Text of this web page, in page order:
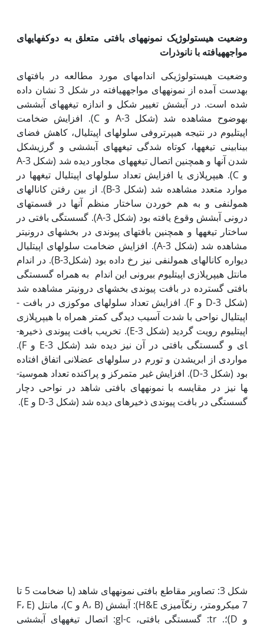
وضعیت هیستولوژیک نمونه­های بافتی متعلق به دوکفه‏ای­های
مواجهه­یافته با نانوذرات
وضعیت هیستولوژیکی اندام‏های مورد مطالعه در بافت­های
به‏دست آمده از نمونه­های مواجهه­یافته در شکل 3 نشان داده
شده است. در آبشش تغییر شکل و اندازه تیغه­های آبششی
به‏وضوح مشاهده شد (شکل 3-A و C). افزایش ضخامت
اپی‏تلیوم در نتیجه هیپرتروفی سلول­های اپی‏تلیال، کاهش فضای
بینابینی تیغه­ها، کوتاه شدگی تیغه­های آبششی و گرزی­شکل
شدن آن­ها و همچنین اتصال تیغه­های مجاور دیده شد (شکل 3-A
و C). هیپرپلازی یا افزایش تعداد سلول­های اپی‏تلیال تیغه­ها در
موارد متعدد مشاهده شد (شکل 3-B). از بین ­رفتن کانال­های
همولنفی و به هم خوردن ساختار منظم آن­ها در قسمت­های
درونی آبشش وقوع یافته بود (شکل 3-A). گسستگی بافتی در
ساختار تیغه­ها و همچنین بافت­های پیوندی در بخش­های درونی­تر
مشاهده شد (شکل 3-A). افزایش ضخامت سلول­های اپی‏تلیال
دیواره کانال­های همولنفی نیز رخ داده بود (شکل3-B). در اندام
مانتل هیپرپلازی اپیتلیوم بیرونی این اندام به همراه گسستگی
بافتی گسترده در بافت پیوندی بخش­های درونی­تر مشاهده شد
(شکل 3-D و F). افزایش تعداد سلول­های موکوزی در بافت ­
اپی‏تلیال نواحی با شدت آسیب ­دیدگی کمتر همراه با هیپرپلازی
اپیتلیوم رویت گردید (شکل 3-E). تخریب بافت پیوندی ذخیره­
ای و گسستگی بافتی در آن نیز دیده شد (شکل 3-E و F).
مواردی از ابری­شدن و تورم در سلول­های عضلانی اتفاق افتاده
بود (شکل 3-D). افزایش غیر متمرکز و پراکنده تعداد هموسیت­
ها نیز در مقایسه با نمونه­های بافتی شاهد در نواحی دچار
گسستگی در بافت­ پیوندی ذخیره­ای دیده شد (شکل 3-D و E).
شکل 3: تصاویر مقاطع بافتی نمونه­های شاهد (با ضخامت 5 تا
7 میکرومتر، رنگ­آمیزی H&E): آبشش (A، B و C)، مانتل (F، E
و D)؛. tr: گسستگی بافتی، gl-c: اتصال تیغه­های آبششی